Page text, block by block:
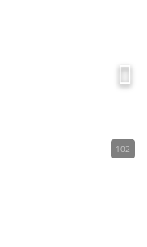
102